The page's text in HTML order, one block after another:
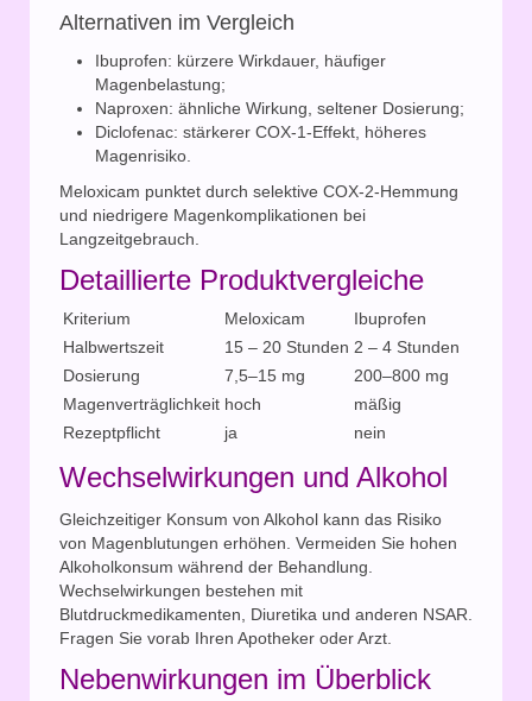
Alternativen im Vergleich
Ibuprofen: kürzere Wirkdauer, häufiger
Magenbelastung;
Naproxen: ähnliche Wirkung, seltener Dosierung;
Diclofenac: stärkerer COX-1-Effekt, höheres
Magenrisiko.
Meloxicam punktet durch selektive COX-2-Hemmung
und niedrigere Magenkomplikationen bei
Langzeitgebrauch.
Detaillierte Produktvergleiche
Kriterium Meloxicam
Ibuprofen
Halbwertszeit
15 – 20 Stunden 2 – 4 Stunden
Dosierung
7,5–15 mg
200–800 mg
Magenverträglichkeit hoch
mäßig
Rezeptpflicht
ja nein
Wechselwirkungen und Alkohol
Gleichzeitiger Konsum von Alkohol kann das Risiko
von Magenblutungen erhöhen. Vermeiden Sie hohen
Alkoholkonsum während der Behandlung.
Wechselwirkungen bestehen mit
Blutdruckmedikamenten, Diuretika und anderen NSAR.
Fragen Sie vorab Ihren Apotheker oder Arzt.
Nebenwirkungen im Überblick